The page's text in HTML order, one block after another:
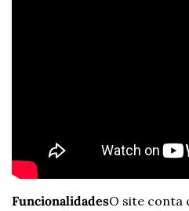
FuncionalidadesO site conta